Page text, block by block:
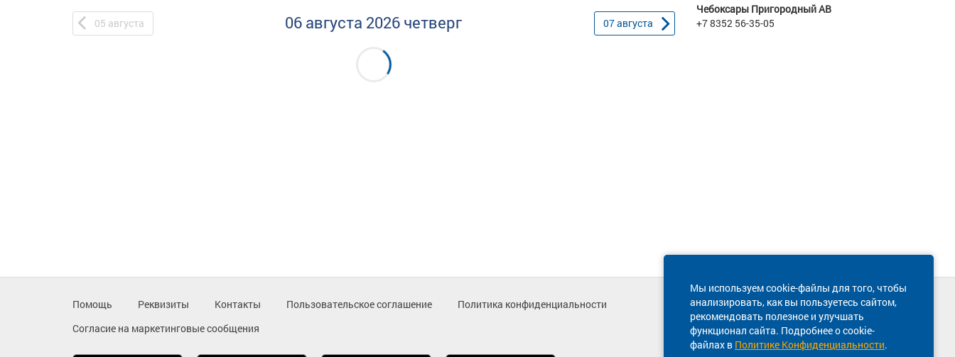
05 августа 06 августа 2026 четверг 07августа
Чебоксары Пригородный АВ
+7 8352 56-35-05
Мы используем cookie-файлы для того, чтобы
анализировать, как вы пользуетесь сайтом,
рекомендовать полезное и улучшать
функционал сайта. Подробнее о cookie-
файлах в Политике Конфиденциальности.
Помощь Реквизиты Контакты Пользовательское соглашение
Политика конфиденциальности
Согласие на маркетинговые сообщения
Техническая поддержка сайта
8 800 600-03-38